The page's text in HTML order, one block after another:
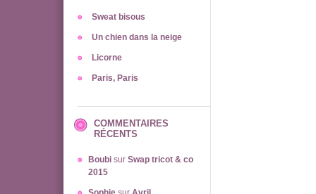
Sweat bisous
Un chien dans la neige
Licorne
Paris, Paris
COMMENTAIRES
RÉCENTS
Boubi sur Swap tricot & co
2015